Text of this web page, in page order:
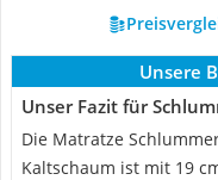
Unsere
Unser Fazit für
Die Matratze
Kaltschaum ist mit 19